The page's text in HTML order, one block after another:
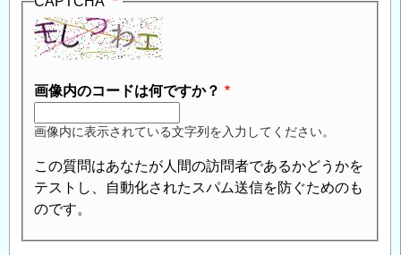
画像内のコードは何ですか？
画像内に表示されている文字列を入力してください。
この質問はあなたが人間の訪問者であるかどうかを
テストし、自動化されたスパム送信を防ぐためのも
のです。